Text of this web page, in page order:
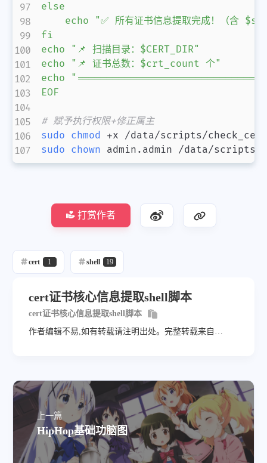
else
echo "✅ 所有证书信息提取完成！（含
fi
echo "📌 扫描目录：$CERT_DIR"
echo "📌 证书总数：$crt_count 个"
echo
EOF
# 赋予执行权限+修正属主
sudo chmod
sudo chown admin.admin /data/scripts/
打赏作者
cert 1 shell 19
cert证书核心信息提取shell脚本
cert证书核心信息提取shell脚本
作者编辑不易,如有转载请注明出处。完整转载来自
上一篇
HipHop基础功脑图